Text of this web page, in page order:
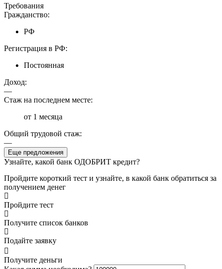
Требования
Гражданство:
РФ
Регистрация в РФ:
Постоянная
Доход:
—
Стаж на последнем месте:
от 1 месяца
Общий трудовой стаж:
—
Еще предложения
Узнайте, какой банк ОДОБРИТ кредит?
Пройдите короткий тест и узнайте, в какой банк обратиться за
получением денег
Пройдите тест
Получите список банков
Подайте заявку
Получите деньги